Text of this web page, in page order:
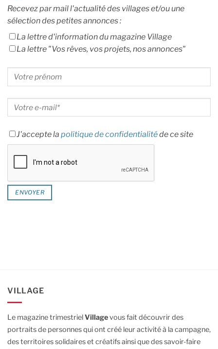
Recevez par mail l'actualité des villages et/ou une
sélection des petites annonces :
La lettre d'information du magazine Village
La lettre "Vos rêves, vos projets, nos annonces"
J'accepte la politique de confidentialitéde ce site
VILLAGE
Le magazine trimestrielVillagevous fait découvrir des
portraits de personnes qui ont créé leur activité à la campagne,
des territoires solidaires et créatifs ainsi que des savoir-faire